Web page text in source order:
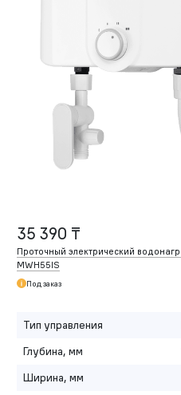
35 390 ₸
Проточный электрический
MWH55IS
Под заказ
Тип управления
Глубина, мм
Ширина, мм